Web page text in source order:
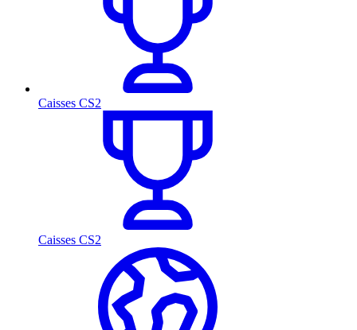
Caisses CS2
Caisses CS2